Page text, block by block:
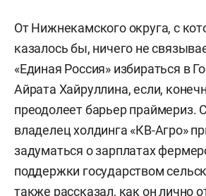
От Нижнекамского округа, с
казалось бы, ничего не
«Единая Россия» избираться в
Айрата Хайруллина, если,
преодолеет барьер праймериз.
владелец холдинга «КВ-Агро»
задуматься о зарплатах
поддержки государством
также рассказал, как он лично